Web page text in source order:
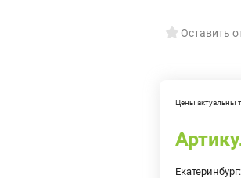
Оставить
Цены актуальны
Екатеринбург: